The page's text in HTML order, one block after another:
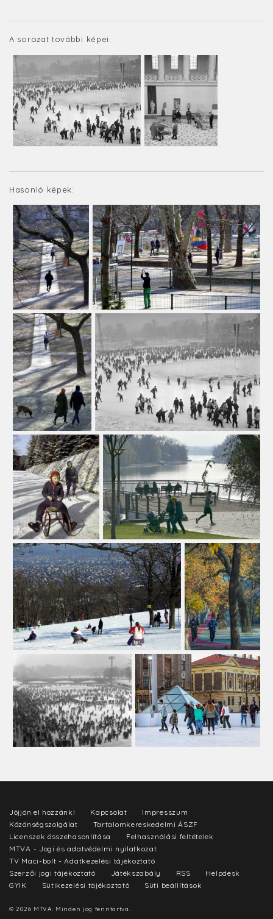
A sorozat további képei:
Hasonló képek:
Jöjjön el hozzánk! Kapcsolat
Impresszum
Közönségszolgálat
Tartalomkereskedelmi ÁSZF
Licenszek összehasonlítása
Felhasználási feltételek
MTVA - Jogi és adatvédelmi nyilatkozat
TV Maci-bolt - Adatkezelési tájékoztató
Szerzői jogi tájékoztató
Játékszabály RSS
Helpdesk
GYIK
Sütikezelési tájékoztató Süti beállítások
© 2026 MTVA. Minden jog fenntartva.